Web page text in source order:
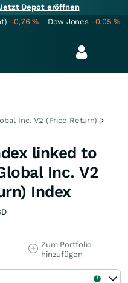
Depot eröffnen
-0,76% Dow Jones -0,05%
Inc. V2 (Price Return)
linked to
Inc. V2
Index
Zum Portfolio
hinzufügen